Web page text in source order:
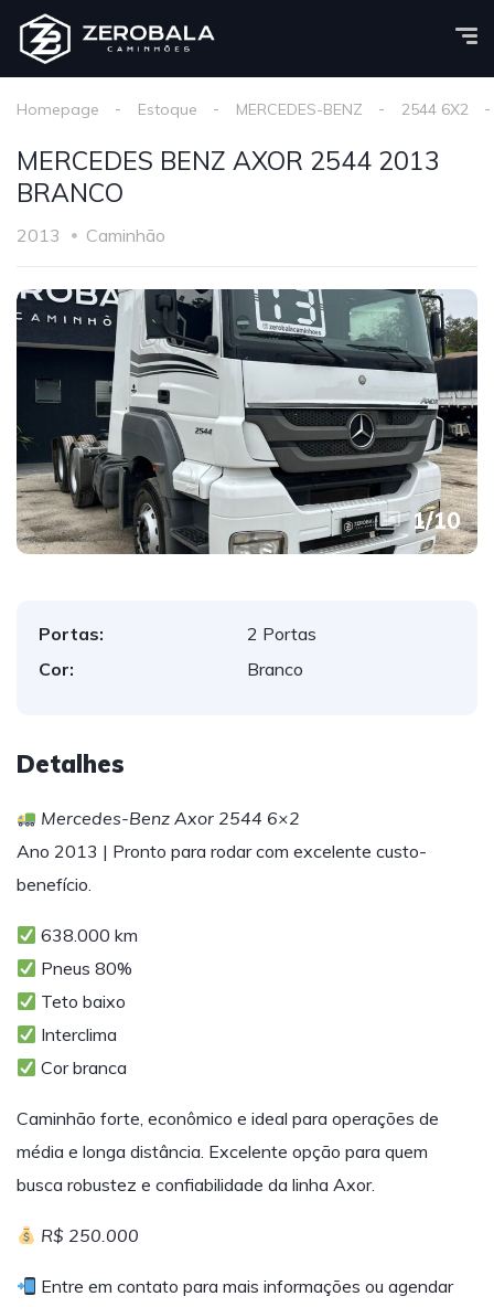
Homepage Estoque MERCEDES-BENZ 2544 6X2
MERCEDES BENZ AXOR 2544 2013
BRANCO
2013 Caminhão
1/10
Portas:
2 Portas
Cor:
Branco
Detalhes
Mercedes-Benz Axor 2544 6×2
Ano 2013 | Pronto para rodar com excelente custo-
benefício.
638.000 km
Pneus 80%
Teto baixo
Interclima
Cor branca
Caminhão forte, econômico e ideal para operações de
média e longa distância. Excelente opção para quem
busca robustez e confiabilidade da linha Axor.
R$ 250.000
Entre em contato para mais informações ou agendar